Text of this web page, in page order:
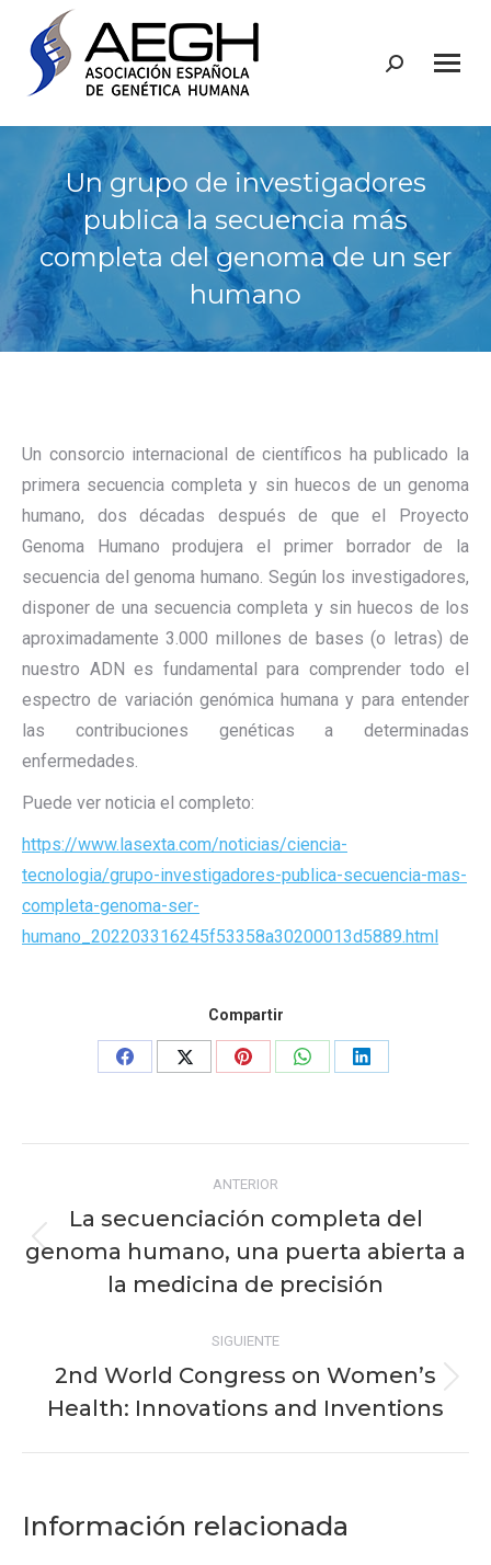
Buscar:
Un grupo de investigadores
publica la secuencia más
completa del genoma de un ser
humano
Un consorcio internacional de científicos ha publicado la
primera secuencia completa y sin huecos de un genoma
humano, dos décadas después de que el Proyecto
Genoma Humano produjera el primer borrador de la
secuencia del genoma humano. Según los investigadores,
disponer de una secuencia completa y sin huecos de los
aproximadamente 3.000 millones de bases (o letras) de
nuestro ADN es fundamental para comprender todo el
espectro de variación genómica humana y para entender
las contribuciones genéticas a determinadas
enfermedades.
Puede ver noticia el completo:
https://www.lasexta.com/noticias/ciencia-
tecnologia/grupo-investigadores-publica-secuencia-mas-
completa-genoma-ser-
humano_202203316245f53358a30200013d5889.html
Compartir
Share
Share
Share
Share
Share
entre
publicaciones
ANTERIOR
Publicación
anterior:
La secuenciación completa del
genoma humano, una puerta abierta a
la medicina de precisión
SIGUIENTE
Publicación
siguiente:
2nd World Congress on Women’s
Health: Innovations and Inventions
Información relacionada